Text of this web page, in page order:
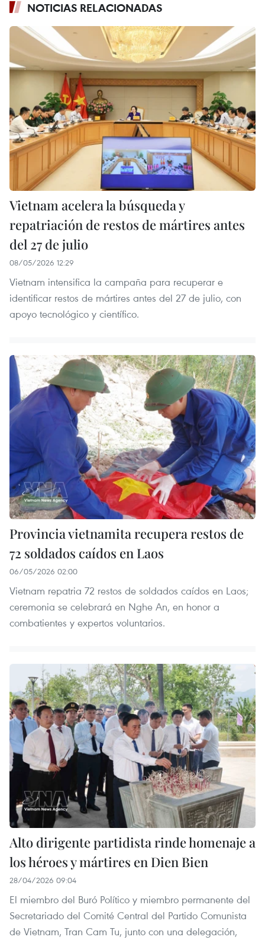
NOTICIAS RELACIONADAS
Vietnam acelera la búsqueda y
repatriación de restos de mártires antes
del 27 de julio
08/05/2026 12:29
Vietnam intensifica la campaña para recuperar e
identificar restos de mártires antes del 27 de julio, con
apoyo tecnológico y científico.
Provincia vietnamita recupera restos de
72 soldados caídos en Laos
06/05/2026 02:00
Vietnam repatria 72 restos de soldados caídos en Laos;
ceremonia se celebrará en Nghe An, en honor a
combatientes y expertos voluntarios.
Alto dirigente partidista rinde homenaje a
los héroes y mártires en Dien Bien
28/04/2026 09:04
El miembro del Buró Político y miembro permanente del
Secretariado del Comité Central del Partido Comunista
de Vietnam, Tran Cam Tu, junto con una delegación,